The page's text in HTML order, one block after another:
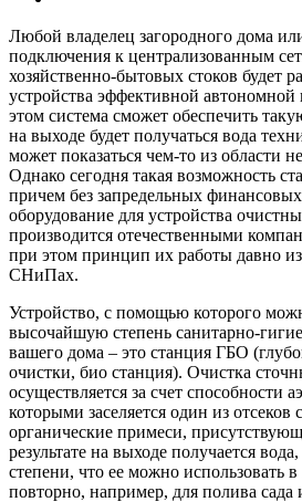
Любой владелец загородного дома
подключения к централизованным
хозяйственно-бытовых стоков будет
устройства эффективной
этом система сможет обеспечить
на выходе будет получаться вода
может показаться чем-то из области
Однако сегодня такая возможность
причем без запредельных финансовых
оборудование для устройства
производится отечественными
при этом принцип их работы давно
СНиПах.
Устройство, с помощью которого
высочайшую степень санитарно-
вашего дома – это станция ГБО
очистки, био станция). Очистка
осуществляется за счет способности
которыми заселяется один из отсеков
органические примеси,
результате на выходе получается
степени, что ее можно использовать
повторно, например, для полива